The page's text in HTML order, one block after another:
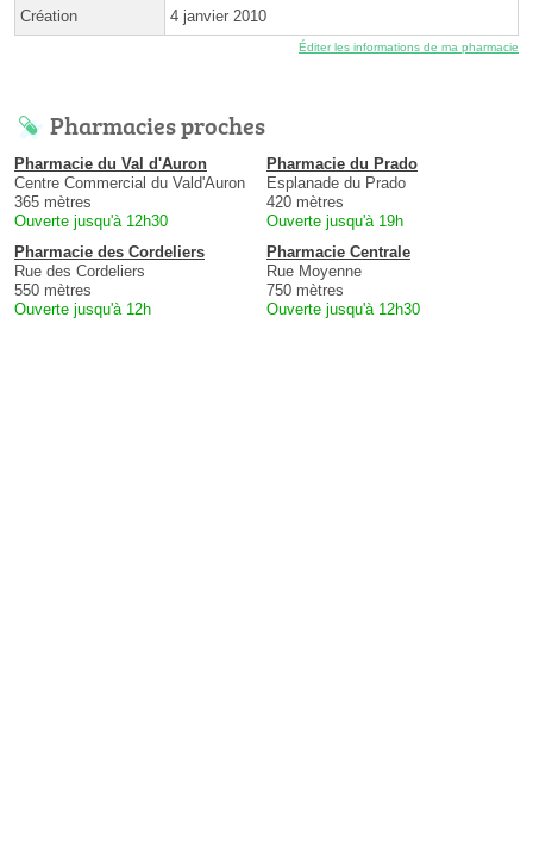
Création 4 janvier 2010
Éditer les informations de ma pharmacie
Pharmacies proches
Pharmacie du Val d'Auron
Centre Commercial du Vald'Auron
365 mètres
Ouverte jusqu'à 12h30
Pharmacie du Prado
Esplanade du Prado
420 mètres
Ouverte jusqu'à 19h
Pharmacie des Cordeliers
Rue des Cordeliers
550 mètres
Ouverte jusqu'à 12h
Pharmacie Centrale
Rue Moyenne
750 mètres
Ouverte jusqu'à 12h30